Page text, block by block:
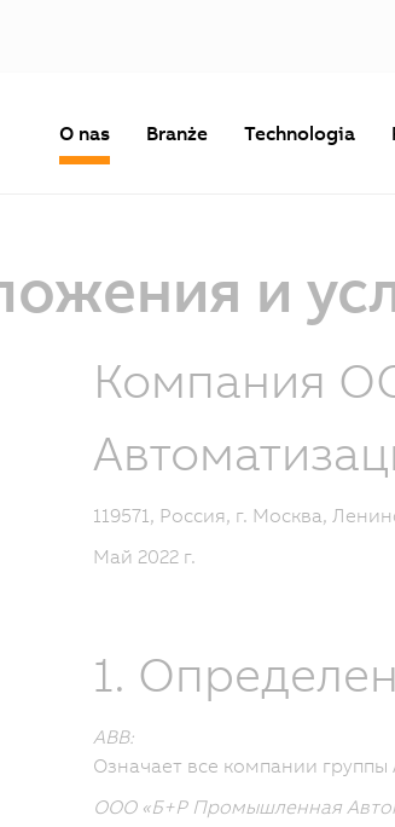
O nas Branże Technologia
и
Компания
119571, Россия, г. Москва,
Май 2022 г.
1.
ABB:
Означает все компании группы
ООО «Б+Р Промышленная